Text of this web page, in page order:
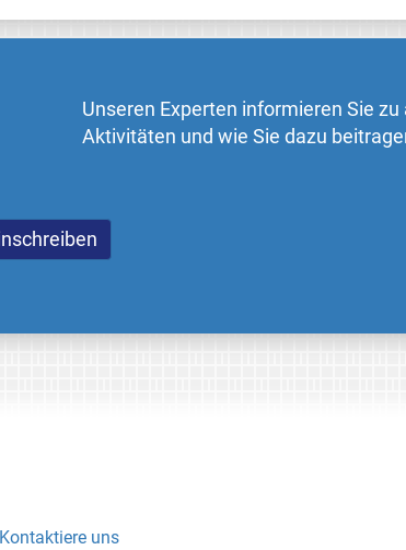
Unseren Experten informieren Sie
Aktivitäten und wie Sie dazu
Kontaktiere uns